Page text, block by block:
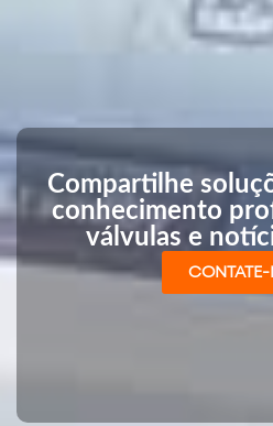
Compartilhe
conhecimento
válvulas e